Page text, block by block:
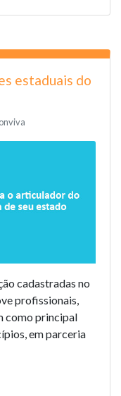
estaduais do
cadastradas no
profissionais,
como principal
em parceria